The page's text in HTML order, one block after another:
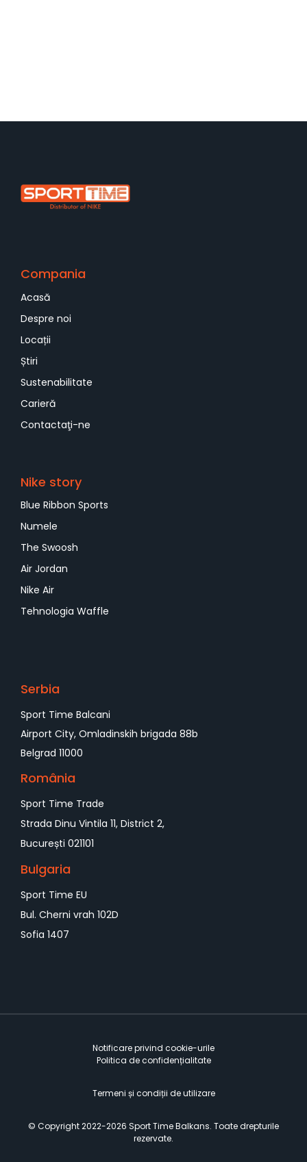
Compania
Acasă
Despre noi
Locații
Știri
Sustenabilitate
Carieră
Contactaţi-ne
Nike story
Blue Ribbon Sports
Numele
The Swoosh
Air Jordan
Nike Air
Tehnologia Waffle
Serbia
Sport Time Balcani
Airport City, Omladinskih brigada 88b
Belgrad 11000
România
Sport Time Trade
Strada Dinu Vintila 11, District 2,
București 021101
Bulgaria
Sport Time EU
Bul. Cherni vrah 102D
Sofia 1407
©️ Copyright 2022-2026 Sport Time Balkans. Toate drepturile
rezervate.
Notificare privind cookie-urile
Politica de confidențialitate
Termeni și condiții de utilizare